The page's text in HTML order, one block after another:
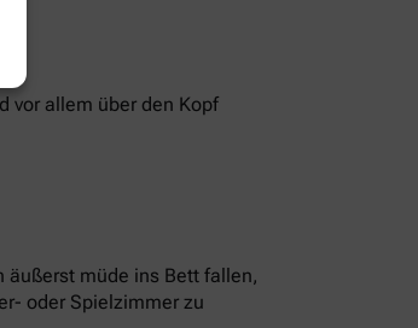
vor allem über den Kopf
äußerst müde ins Bett fallen,
oder Spielzimmer zu